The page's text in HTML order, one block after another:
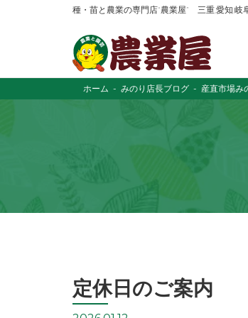
種・苗と農業の専門店“農業屋” 三重,愛知,岐
ホーム みのり店長ブログ 産直市場み
定休日のご案内